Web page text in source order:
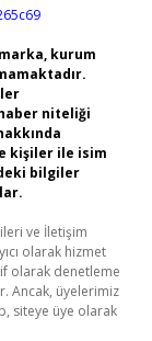
kurum
niteliği
kişiler ile isim
bilgiler
ve İletişim
olarak hizmet
olarak denetleme
Ancak, üyelerimiz
siteye üye olarak